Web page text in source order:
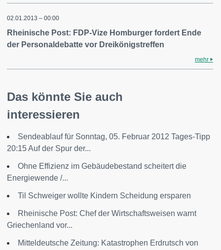
02.01.2013 – 00:00
Rheinische Post: FDP-Vize Homburger fordert Ende
der Personaldebatte vor Dreikönigstreffen
mehr
Das könnte Sie auch
interessieren
Sendeablauf für Sonntag, 05. Februar 2012 Tages-Tipp
20:15 Auf der Spur der...
Ohne Effizienz im Gebäudebestand scheitert die
Energiewende /...
Til Schweiger wollte Kindern Scheidung ersparen
Rheinische Post: Chef der Wirtschaftsweisen warnt
Griechenland vor...
Mitteldeutsche Zeitung: Katastrophen Erdrutsch von